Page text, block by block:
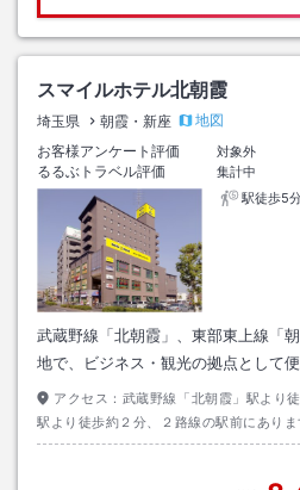
スマイルホテル北朝霞
埼玉県 朝霞・新座
地図
お客様アンケート評価
対象外
るるぶトラベル評価
集計中
駅徒歩5
武蔵野線「北朝霞」、東部東上線「
地で、ビジネス・観光の拠点として便
アクセス： 武蔵野線「北朝霞」駅より
駅より徒歩約２分、２路線の駅前にありま